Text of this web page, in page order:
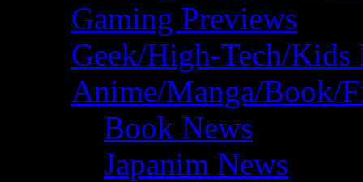
Gaming Previews
Geek/High-Tech/Kids
Anime/Manga/Book/
Book News
Japanim News